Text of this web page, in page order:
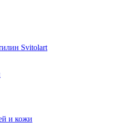
Svitolart
и кожи